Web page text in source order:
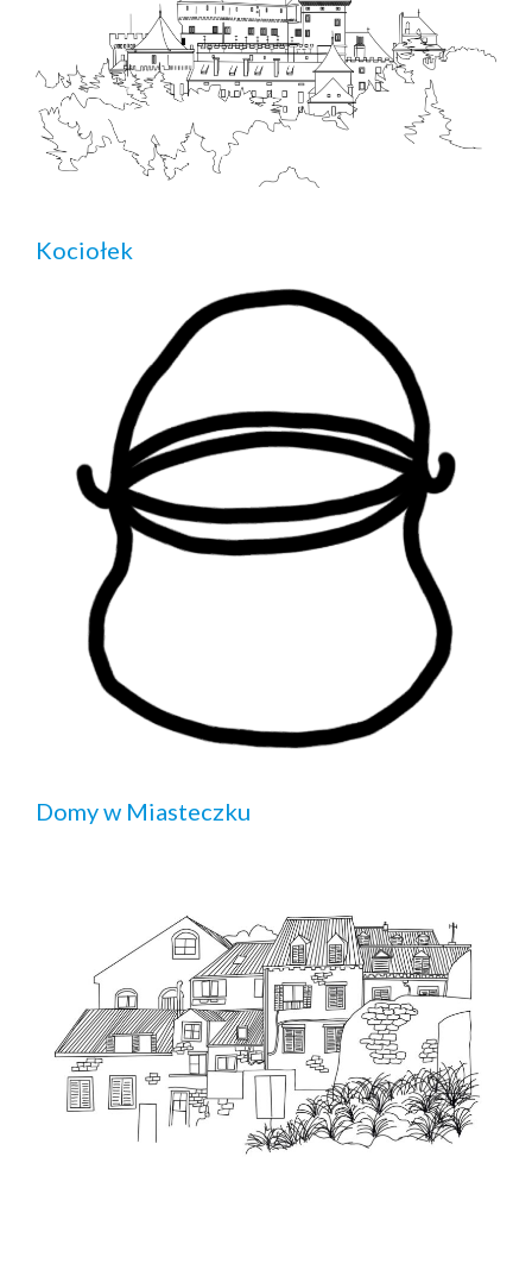
Kociołek
Domy w Miasteczku